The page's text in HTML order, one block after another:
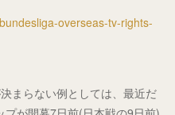
overseas-tv-rights-
まらない例としては、最近だ